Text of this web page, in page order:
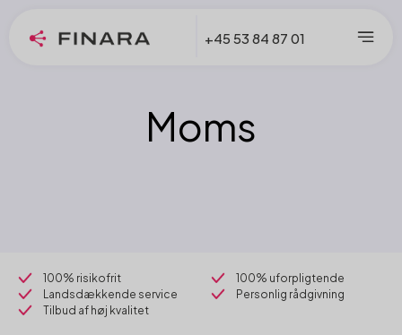
+45 53 84 87 01
Moms
100% risikofrit
100% uforpligtende
Landsdækkende service
Personlig rådgivning
Tilbud af høj kvalitet